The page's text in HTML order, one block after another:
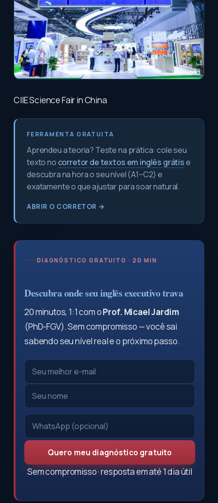
CIIE Science Fair in China
FERRAMENTA GRATUITA
Aprendeu a teoria? Teste na prática: cole seu
texto no corretor de textos em inglês grátise
descubra na hora o seu nível (A1–C2) e
exatamente o que ajustar para soar natural.
ABRIR O CORRETOR →
DIAGNÓSTICO GRATUITO · 20 MIN
Descubra onde seu inglês executivo trava
20 minutos, 1:1 com oProf. Micael Jardim
(PhD-FGV). Sem compromisso — você sai
sabendo seu nível real e o próximo passo.
Quero meu diagnóstico gratuito
Sem compromisso · resposta em até 1 dia útil